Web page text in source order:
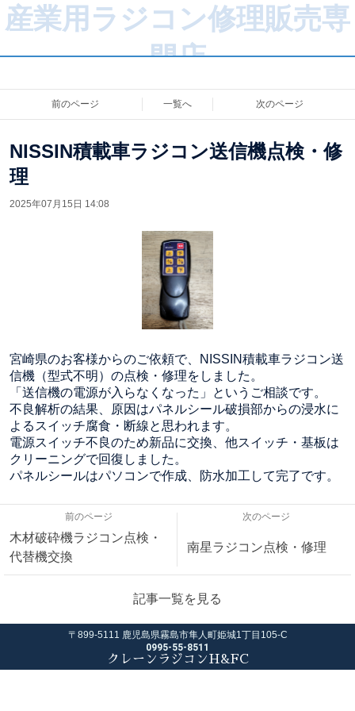
産業用ラジコン修理販売専
門店
前のページ 一覧へ 次のページ
NISSIN積載車ラジコン送信機点検・修
理
2025年07月15日 14:08
宮崎県のお客様からのご依頼で、NISSIN積載車ラジコン送
信機（型式不明）の点検・修理をしました。
「送信機の電源が入らなくなった」というご相談です。
不良解析の結果、原因はパネルシール破損部からの浸水に
よるスイッチ腐食・断線と思われます。
電源スイッチ不良のため新品に交換、他スイッチ・基板は
クリーニングで回復しました。
パネルシールはパソコンで作成、防水加工して完了です。
前のページ
木材破砕機ラジコン点検・
代替機交換
次のページ
南星ラジコン点検・修理
記事一覧を見る
〒899-5111 鹿児島県霧島市隼人町姫城1丁目105-C
0995-55-8511
クレーンラジコンH&FC